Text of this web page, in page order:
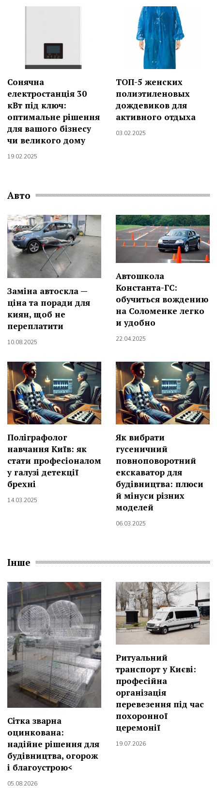
Сонячна
електростанція 30
кВт під ключ:
оптимальне рішення
для вашого бізнесу
чи великого дому
19.02.2025
ТОП-5 женских
полиэтиленовых
дождевиков для
активного отдыха
03.02.2025
Авто
Заміна автоскла —
ціна та поради для
киян, щоб не
переплатити
10.08.2025
Автошкола
Константа-ГС:
обучиться вождению
на Соломенке легко
и удобно
22.04.2025
Поліграфолог
навчання Київ: як
стати професіоналом
у галузі детекції
брехні
14.03.2025
Як вибрати
гусеничний
повноповоротний
екскаватор для
будівництва: плюси
й мінуси різних
моделей
06.03.2025
Інше
Сітка зварна
оцинкована:
надійне рішення для
будівництва, огорож
і благоустрою<
05.08.2026
Ритуальний
транспорт у Києві:
професійна
організація
перевезення під час
похоронної
церемонії
19.07.2026